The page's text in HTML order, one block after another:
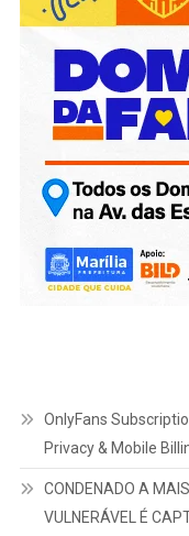
OnlyFans
Privacy & Mobile
CONDENADO A
VULNERÁVEL É